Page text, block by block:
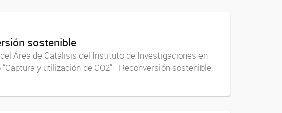
sostenible
Área de Catálisis del Instituto de Investigaciones en
y utilización de CO2” - Reconversión sostenible,